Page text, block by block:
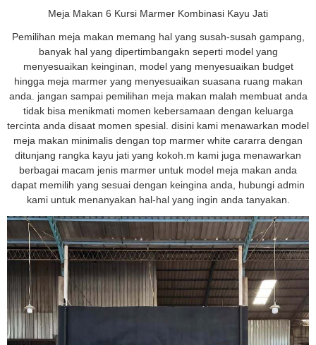
Meja Makan 6 Kursi Marmer Kombinasi Kayu Jati
Pemilihan meja makan memang hal yang susah-susah gampang,
banyak hal yang dipertimbangakn seperti model yang
menyesuaikan keinginan, model yang menyesuaikan budget
hingga meja marmer yang menyesuaikan suasana ruang makan
anda. jangan sampai pemilihan meja makan malah membuat anda
tidak bisa menikmati momen kebersamaan dengan keluarga
tercinta anda disaat momen spesial. disini kami menawarkan model
meja makan minimalis dengan top marmer white cararra dengan
ditunjang rangka kayu jati yang kokoh.m kami juga menawarkan
berbagai macam jenis marmer untuk model meja makan anda
dapat memilih yang sesuai dengan keingina anda, hubungi admin
kami untuk menanyakan hal-hal yang ingin anda tanyakan.